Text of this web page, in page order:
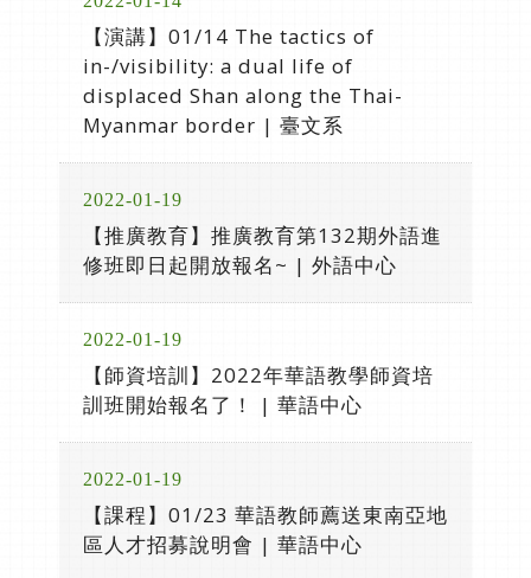
【演講】01/14 The tactics of
in-/visibility: a dual life of
displaced Shan along the Thai-
Myanmar border | 臺文系
2022-01-19
【推廣教育】推廣教育第132期外語進
修班即日起開放報名~ | 外語中心
2022-01-19
【師資培訓】2022年華語教學師資培
訓班開始報名了！ | 華語中心
2022-01-19
【課程】01/23 華語教師薦送東南亞地
區人才招募說明會 | 華語中心